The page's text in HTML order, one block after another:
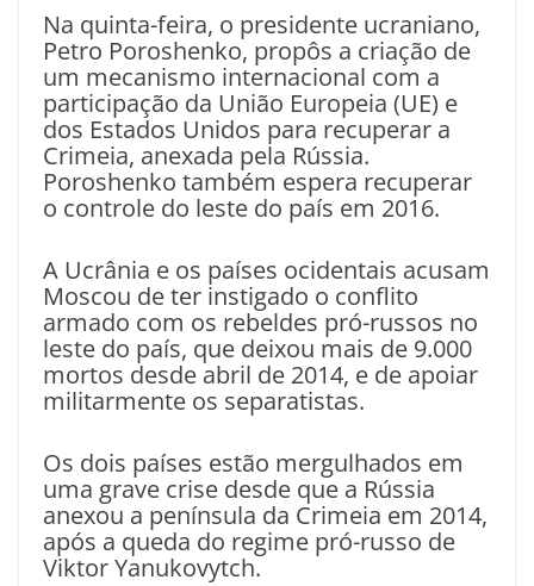
Na quinta-feira, o presidente ucraniano,
Petro Poroshenko, propôs a criação de
um mecanismo internacional com a
participação da União Europeia (UE) e
dos Estados Unidos para recuperar a
Crimeia, anexada pela Rússia.
Poroshenko também espera recuperar
o controle do leste do país em 2016.
A Ucrânia e os países ocidentais acusam
Moscou de ter instigado o conflito
armado com os rebeldes pró-russos no
leste do país, que deixou mais de 9.000
mortos desde abril de 2014, e de apoiar
militarmente os separatistas.
Os dois países estão mergulhados em
uma grave crise desde que a Rússia
anexou a península da Crimeia em 2014,
após a queda do regime pró-russo de
Viktor Yanukovytch.